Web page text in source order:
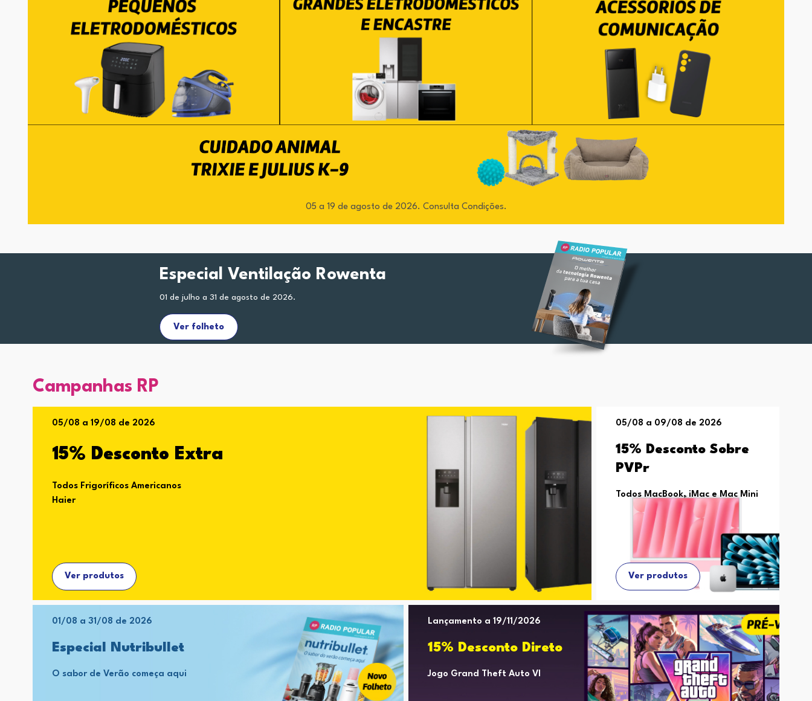
05 a 19 de agosto de 2026. Consulta Condições.
Especial Ventilação Rowenta
01 de julho a 31 de agosto de 2026.
Ver folheto
Campanhas RP
05/08 a 19/08 de 2026
15% Desconto Extra
Todos Frigoríficos Americanos
Haier
Ver produtos
05/08 a 09/08 de 2026
15% Desconto Sobre
PVPr
Todos MacBook, iMac e Mac Mini
Ver produtos
01/08 a 31/08 de 2026
Especial Nutribullet
O sabor de Verão começa aqui
Lançamento a 19/11/2026
15% Desconto Direto
Jogo Grand Theft Auto Vl